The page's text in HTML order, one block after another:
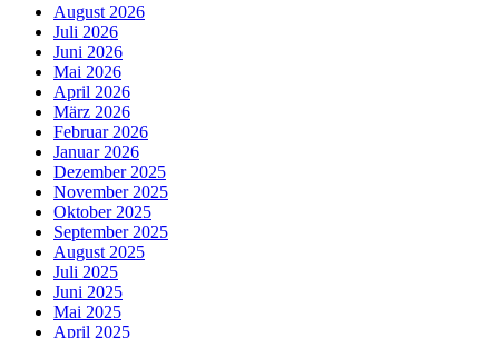
August 2026
Juli 2026
Juni 2026
Mai 2026
April 2026
März 2026
Februar 2026
Januar 2026
Dezember 2025
November 2025
Oktober 2025
September 2025
August 2025
Juli 2025
Juni 2025
Mai 2025
April 2025